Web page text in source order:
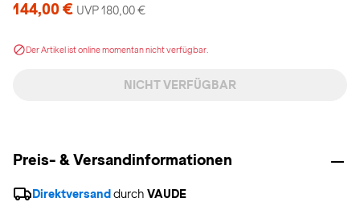
144,00 € UVP 180,00 €
Der Artikel ist online momentan nicht verfügbar.
NICHT VERFÜGBAR
Preis- & Versandinformationen
Direktversand durch VAUDE